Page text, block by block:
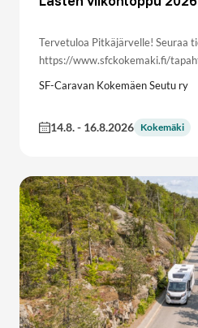
Tervetuloa Pitkäjärvelle! Seuraa
https://www.sfckokemaki.fi/
SF-Caravan Kokemäen Seutu ry
14.8.- 16.8.2026 Kokemäki